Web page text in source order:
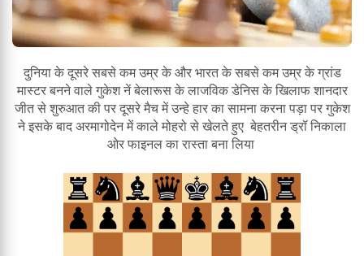
दुनिया के दूसरे सबसे कम उम्र के और भारत के सबसे कम उम्र के ग्रांड
मास्टर बनने वाले गुकेश नें बेलारूस के लाजविक डेनिस के खिलाफ शानदार
जीत से शुरुआत की पर दूसरे मैच में उन्हे हार का सामना करना पड़ा पर गुकेश
ने इसके बाद अरमागोदेन में काले मोहरो से खेलते हुए बेहतरीन ड्रॉ निकाला
ओर फाइनल का रास्ता बना लिया